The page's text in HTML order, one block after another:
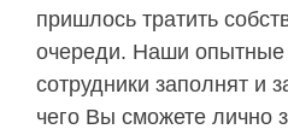
пришлось тратить
очереди. Наши опытные
сотрудники заполнят и
чего Вы сможете лично